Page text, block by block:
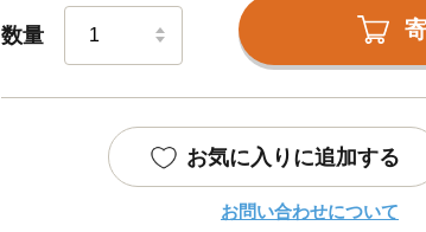
数量
お気に入りに追加する
お問い合わせについて